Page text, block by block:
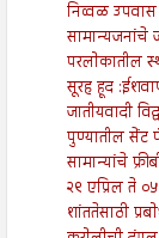
निव्वळ उपवास
सामान्यजनांचे
परलोकातील
सूरह हूद
जातीयवादी
पुण्यातील सेंट
सामान्यांचे
२९ एप्रिल ते
शांततेसाठी